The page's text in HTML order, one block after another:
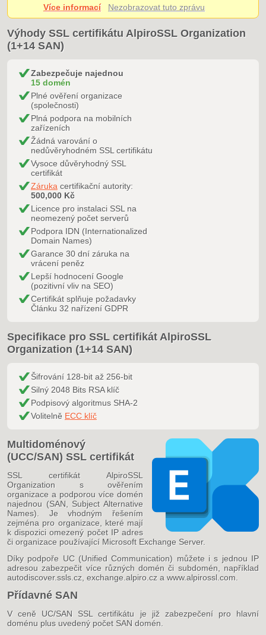
Více informací
Nezobrazovat tuto zprávu
Výhody SSL certifikátu AlpiroSSL Organization
(1+14 SAN)
Zabezpečuje najednou
15 domén
Plné ověření organizace
(společnosti)
Plná podpora na mobilních
zařízeních
Žádná varování o
nedůvěryhodném SSL certifikátu
Vysoce důvěryhodný SSL
certifikát
Záruka certifikační autority:
500,000 Kč
Licence pro instalaci SSL na
neomezený počet serverů
Podpora IDN (Internationalized
Domain Names)
Garance 30 dní záruka na
vrácení peněz
Lepší hodnocení Google
(pozitivní vliv na SEO)
Certifikát splňuje požadavky
Článku 32 nařízení GDPR
Specifikace pro SSL certifikát AlpiroSSL
Organization (1+14 SAN)
Šifrování 128-bit až 256-bit
Silný 2048 Bits RSA klíč
Podpisový algoritmus SHA-2
Volitelně ECC klíč
Multidoménový
(UCC/SAN) SSL certifikát
SSL certifikát AlpiroSSL
Organization s ověřením
organizace a podporou více domén
najednou (SAN, Subject Alternative
Names). Je vhodným řešením
zejména pro organizace, které mají
k dispozici omezený počet IP adres
či organizace používající Microsoft Exchange Server.
Díky podpoře UC (Unified Communication) můžete i s jednou IP
adresou zabezpečit více různých domén či subdomén, například
autodiscover.ssls.cz, exchange.alpiro.cz a www.alpirossl.com.
Přídavné SAN
V ceně UC/SAN SSL certifikátu je již zabezpečení pro hlavní
doménu plus uvedený počet SAN domén.